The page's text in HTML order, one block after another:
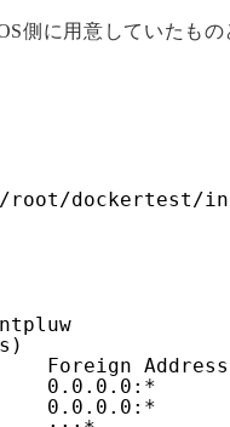
側に用意していたもの
dockertest/
Foreign Address
0.0.0.0:*
0.0.0.0:*